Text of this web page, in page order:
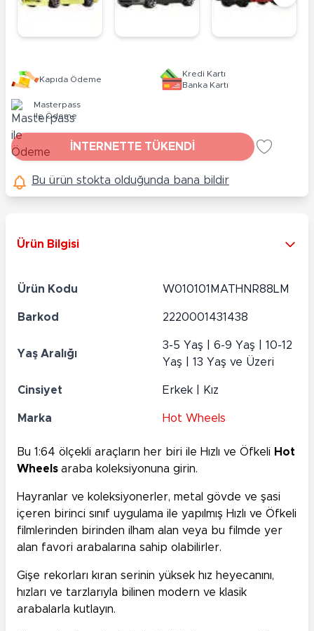
Kapıda Ödeme
Kredi Kartı
Banka Kartı
Masterpass
ile Ödeme
İNTERNETTE TÜKENDİ
Bu ürün stokta olduğunda bana bildir
Ürün Bilgisi
Ürün Kodu W010101MATHNR88LM
Barkod 2220001431438
Yaş Aralığı
3-5 Yaş | 6-9 Yaş | 10-12
Yaş | 13 Yaş ve Üzeri
Cinsiyet Erkek | Kız
Marka Hot Wheels
Bu 1:64 ölçekli araçların her biri ile Hızlı ve Öfkeli Hot
Wheels araba koleksiyonuna girin.
Hayranlar ve koleksiyonerler, metal gövde ve şasi
içeren birinci sınıf uygulama ile yapılmış Hızlı ve Öfkeli
filmlerinden birinden ilham alan veya bu filmde yer
alan favori arabalarına sahip olabilirler.
Gişe rekorları kıran serinin yüksek hız heyecanını,
hızları ve tarzlarıyla bilinen modern ve klasik
arabalarla kutlayın.